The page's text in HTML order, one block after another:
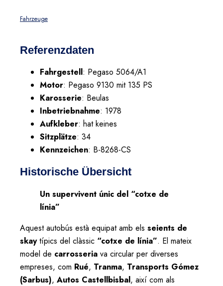
Fahrzeuge
Referenzdaten
Fahrgestell: Pegaso 5064/A1
Motor: Pegaso 9130 mit 135 PS
Karosserie: Beulas
Inbetriebnahme: 1978
Aufkleber: hat keines
Sitzplätze: 34
Kennzeichen: B-8268-CS
Historische Übersicht
Un supervivent únic del “cotxe de
línia”
Aquest autobús està equipat amb els seients de
skaytípics del clàssic “cotxe de línia”. El mateix
model de carrosseria va circular per diverses
empreses, com Rué, Tranma, Transports Gómez
(Sarbus), Autos Castellbisbal, així com als